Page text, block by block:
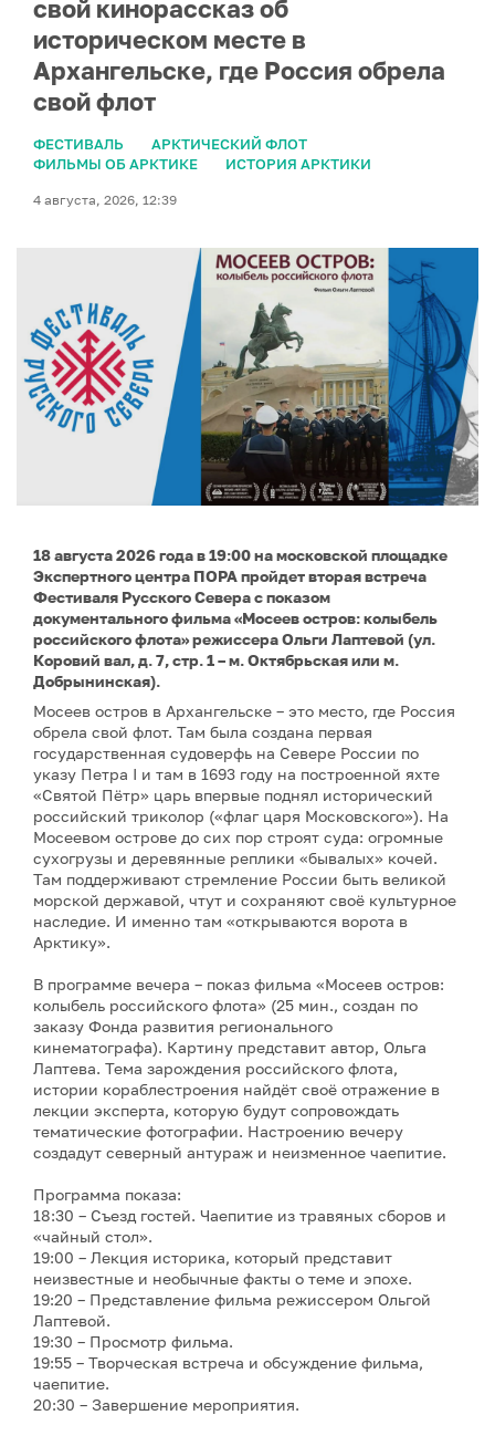
свой кинорассказ об
историческом месте в
Архангельске, где Россия обрела
свой флот
ФЕСТИВАЛЬ
АРКТИЧЕСКИЙ ФЛОТ
ФИЛЬМЫ ОБ АРКТИКЕ
ИСТОРИЯ АРКТИКИ
4 августа, 2026, 12:39
18 августа 2026 года в 19:00 на московской площадке
Экспертного центра ПОРА пройдет вторая встреча
Фестиваля Русского Севера с показом
документального фильма «Мосеев остров: колыбель
российского флота» режиссера Ольги Лаптевой (ул.
Коровий вал, д. 7, стр. 1 – м. Октябрьская или м.
Добрынинская).
Мосеев остров в Архангельске – это место, где Россия
обрела свой флот. Там была создана первая
государственная судоверфь на Севере России по
указу Петра I и там в 1693 году на построенной яхте
«Святой Пётр» царь впервые поднял исторический
российский триколор («флаг царя Московского»). На
Мосеевом острове до сих пор строят суда: огромные
сухогрузы и деревянные реплики «бывалых» кочей.
Там поддерживают стремление России быть великой
морской державой, чтут и сохраняют своё культурное
наследие. И именно там «открываются ворота в
Арктику».
В программе вечера – показ фильма «Мосеев остров:
колыбель российского флота» (25 мин., создан по
заказу Фонда развития регионального
кинематографа). Картину представит автор, Ольга
Лаптева. Тема зарождения российского флота,
истории кораблестроения найдёт своё отражение в
лекции эксперта, которую будут сопровождать
тематические фотографии. Настроению вечеру
создадут северный антураж и неизменное чаепитие.
Программа показа:
18:30 – Съезд гостей. Чаепитие из травяных сборов и
«чайный стол».
19:00 – Лекция историка, который представит
неизвестные и необычные факты о теме и эпохе.
19:20 – Представление фильма режиссером Ольгой
Лаптевой.
19:30 – Просмотр фильма.
19:55 – Творческая встреча и обсуждение фильма,
чаепитие.
20:30 – Завершение мероприятия.